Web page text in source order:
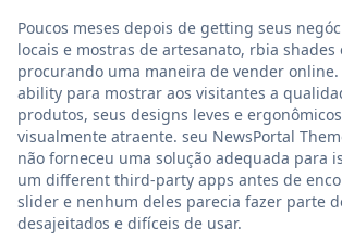
Poucos meses depois de getting seus
locais e mostras de artesanato, rbia shades
procurando uma maneira de vender
ability para mostrar aos visitantes a
produtos, seus designs leves e
visualmente atraente. seu NewsPortal
não forneceu uma solução adequada para
um different third-party apps antes de
slider e nenhum deles parecia fazer parte
desajeitados e difíceis de usar.